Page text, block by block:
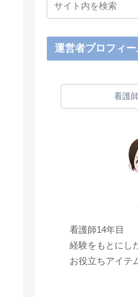
運営者プロフィ
看護
看護師14年目
経験をもとにし
お役立ちアイテ